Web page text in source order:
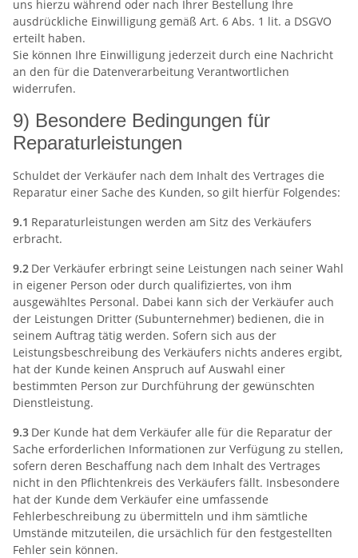
uns hierzu während oder nach Ihrer Bestellung Ihre
ausdrückliche Einwilligung gemäß Art. 6 Abs. 1 lit. a DSGVO
erteilt haben.
Sie können Ihre Einwilligung jederzeit durch eine Nachricht
an den für die Datenverarbeitung Verantwortlichen
widerrufen.
9) Besondere Bedingungen für
Reparaturleistungen
Schuldet der Verkäufer nach dem Inhalt des Vertrages die
Reparatur einer Sache des Kunden, so gilt hierfür Folgendes:
9.1 Reparaturleistungen werden am Sitz des Verkäufers
erbracht.
9.2 Der Verkäufer erbringt seine Leistungen nach seiner Wahl
in eigener Person oder durch qualifiziertes, von ihm
ausgewähltes Personal. Dabei kann sich der Verkäufer auch
der Leistungen Dritter (Subunternehmer) bedienen, die in
seinem Auftrag tätig werden. Sofern sich aus der
Leistungsbeschreibung des Verkäufers nichts anderes ergibt,
hat der Kunde keinen Anspruch auf Auswahl einer
bestimmten Person zur Durchführung der gewünschten
Dienstleistung.
9.3 Der Kunde hat dem Verkäufer alle für die Reparatur der
Sache erforderlichen Informationen zur Verfügung zu stellen,
sofern deren Beschaffung nach dem Inhalt des Vertrages
nicht in den Pflichtenkreis des Verkäufers fällt. Insbesondere
hat der Kunde dem Verkäufer eine umfassende
Fehlerbeschreibung zu übermitteln und ihm sämtliche
Umstände mitzuteilen, die ursächlich für den festgestellten
Fehler sein können.